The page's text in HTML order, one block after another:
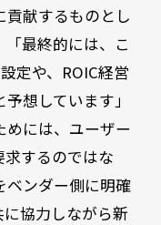
貢献するものとし
最終的には、こ
定や、ROIC経営
想しています」
めには、ユーザー
するのではな
ベンダー側に明確
協力しながら新